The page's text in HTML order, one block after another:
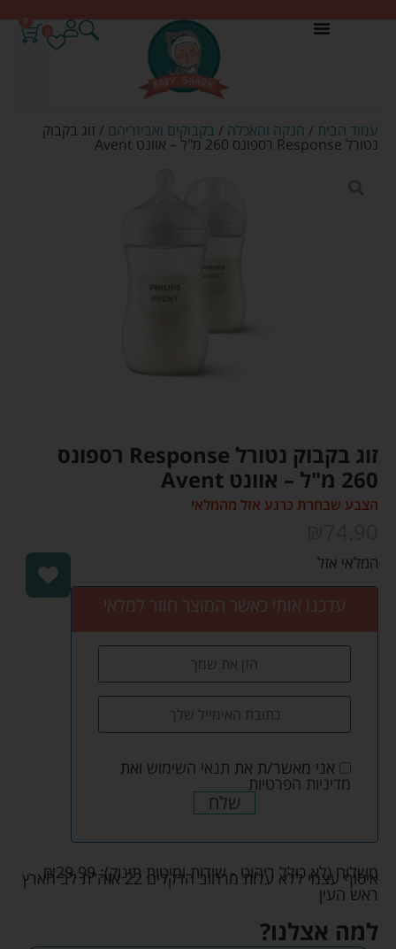
0
עמוד הבית / הנקה והאכלה / בקבוקים ואביזריהם / זוג בקבוק
נטורל Response רספונס 260 מ"ל – אוונט Avent
זוג בקבוק נטורל Response רספונס
260 מ"ל – אוונט Avent
הצבע שבחרת כרגע אזל מהמלאי
המלאי אזל
עדכנו אותי כאשר המוצר חוזר למלאי
אני מאשר/ת את תנאי השימוש ואת
מדיניות הפרטיות
שלח
משלוח (לא כולל ריהוט - שידות ומיטות תינוק): ₪29.99
איסוף עצמי ללא עלות מרחוב הדקלים 22 אזה"ת לב הארץ
ראש העין
למה אצלנו?